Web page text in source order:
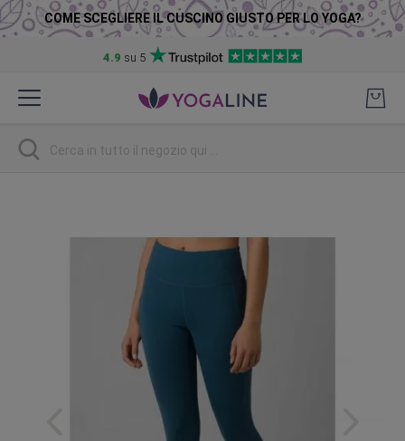
COME SCEGLIERE IL CUSCINO GIUSTO PER LO YOGA?
4.9 su 5
al
Ricerca